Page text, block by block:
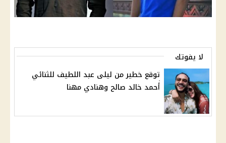
لا يفوتك
توقع خطير من ليلى عبد اللطيف للثنائي
أحمد خالد صالح وهنادي مهنا